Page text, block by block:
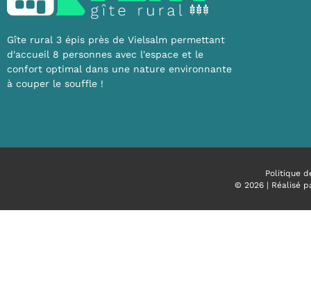
Gîte rural 3 épis près de Vielsalm permettant
d'accueil 8 personnes avec l'espace et le
confort optimal dans une nature environnante
à couper le souffle !
Politique
© 2026 | Réalisé